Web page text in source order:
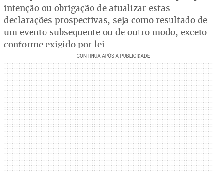
intenção ou obrigação de atualizar estas
declarações prospectivas, seja como resultado de
um evento subsequente ou de outro modo, exceto
conforme exigido por lei.